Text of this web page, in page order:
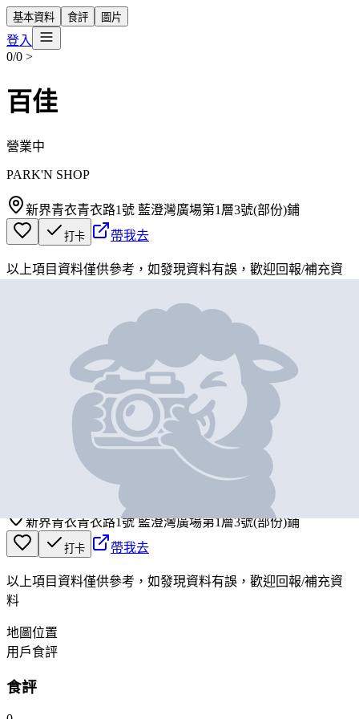
基本資料 食評 圖片
登入
0/0 >
百佳
營業中
PARK'N SHOP
新界青衣青衣路1號 藍澄灣廣場第1層3號(部份)鋪
打卡 帶我去
以上項目資料僅供參考，如發現資料有誤，歡迎回報/補充資
新界青衣青衣路1號 藍澄灣廣場第1層3號(部份)鋪
打卡 帶我去
以上項目資料僅供參考，如發現資料有誤，歡迎回報/補充資
料
地圖位置
用戶食評
食評